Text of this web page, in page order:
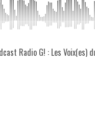
Radio G! : Les Voix(es)